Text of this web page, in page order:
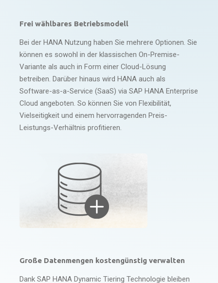
Frei wählbares Betriebsmodell
Bei der HANA Nutzung haben Sie mehrere Optionen. Sie
können es sowohl in der klassischen On-Premise-
Variante als auch in Form einer Cloud-Lösung
betreiben. Darüber hinaus wird HANA auch als
Software-as-a-Service (SaaS) via SAP HANA Enterprise
Cloud angeboten. So können Sie von Flexibilität,
Vielseitigkeit und einem hervorragenden Preis-
Leistungs-Verhältnis profitieren.
Große Datenmengen kostengünstig verwalten
Dank SAP HANA Dynamic Tiering Technologie bleiben